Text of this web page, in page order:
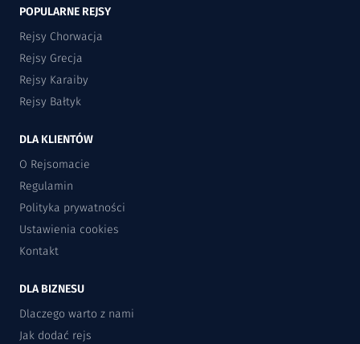
POPULARNE REJSY
Rejsy Chorwacja
Rejsy Grecja
Rejsy Karaiby
Rejsy Bałtyk
DLA KLIENTÓW
O Rejsomacie
Regulamin
Polityka prywatności
Ustawienia cookies
Kontakt
DLA BIZNESU
Dlaczego warto z nami
Jak dodać rejs